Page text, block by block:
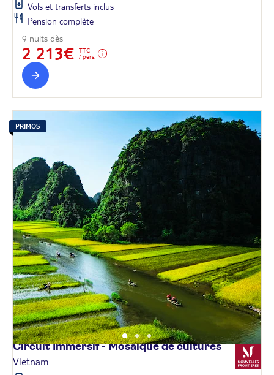
Vols et transferts inclus
Pension complète
9 nuits dès
2 213€
TTC
/ pers.
PRIMOS
Circuit Immersif - Mosaïque decultures
Vietnam